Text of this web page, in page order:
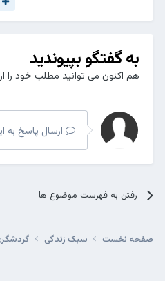
به گفتگو بپیوندید
هم اکنون می توانید مطلب خود را
ارسال پاسخ به
رفتن به فهرست موضوع ها
صفحه نخست سبک زندگی